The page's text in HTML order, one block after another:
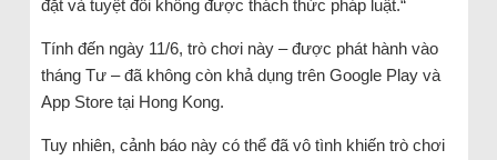
đặt và tuyệt đối không được thách thức pháp luật.“
Tính đến ngày 11/6, trò chơi này – được phát hành vào
tháng Tư – đã không còn khả dụng trên Google Play và
App Store tại Hong Kong.
Tuy nhiên, cảnh báo này có thể đã vô tình khiến trò chơi